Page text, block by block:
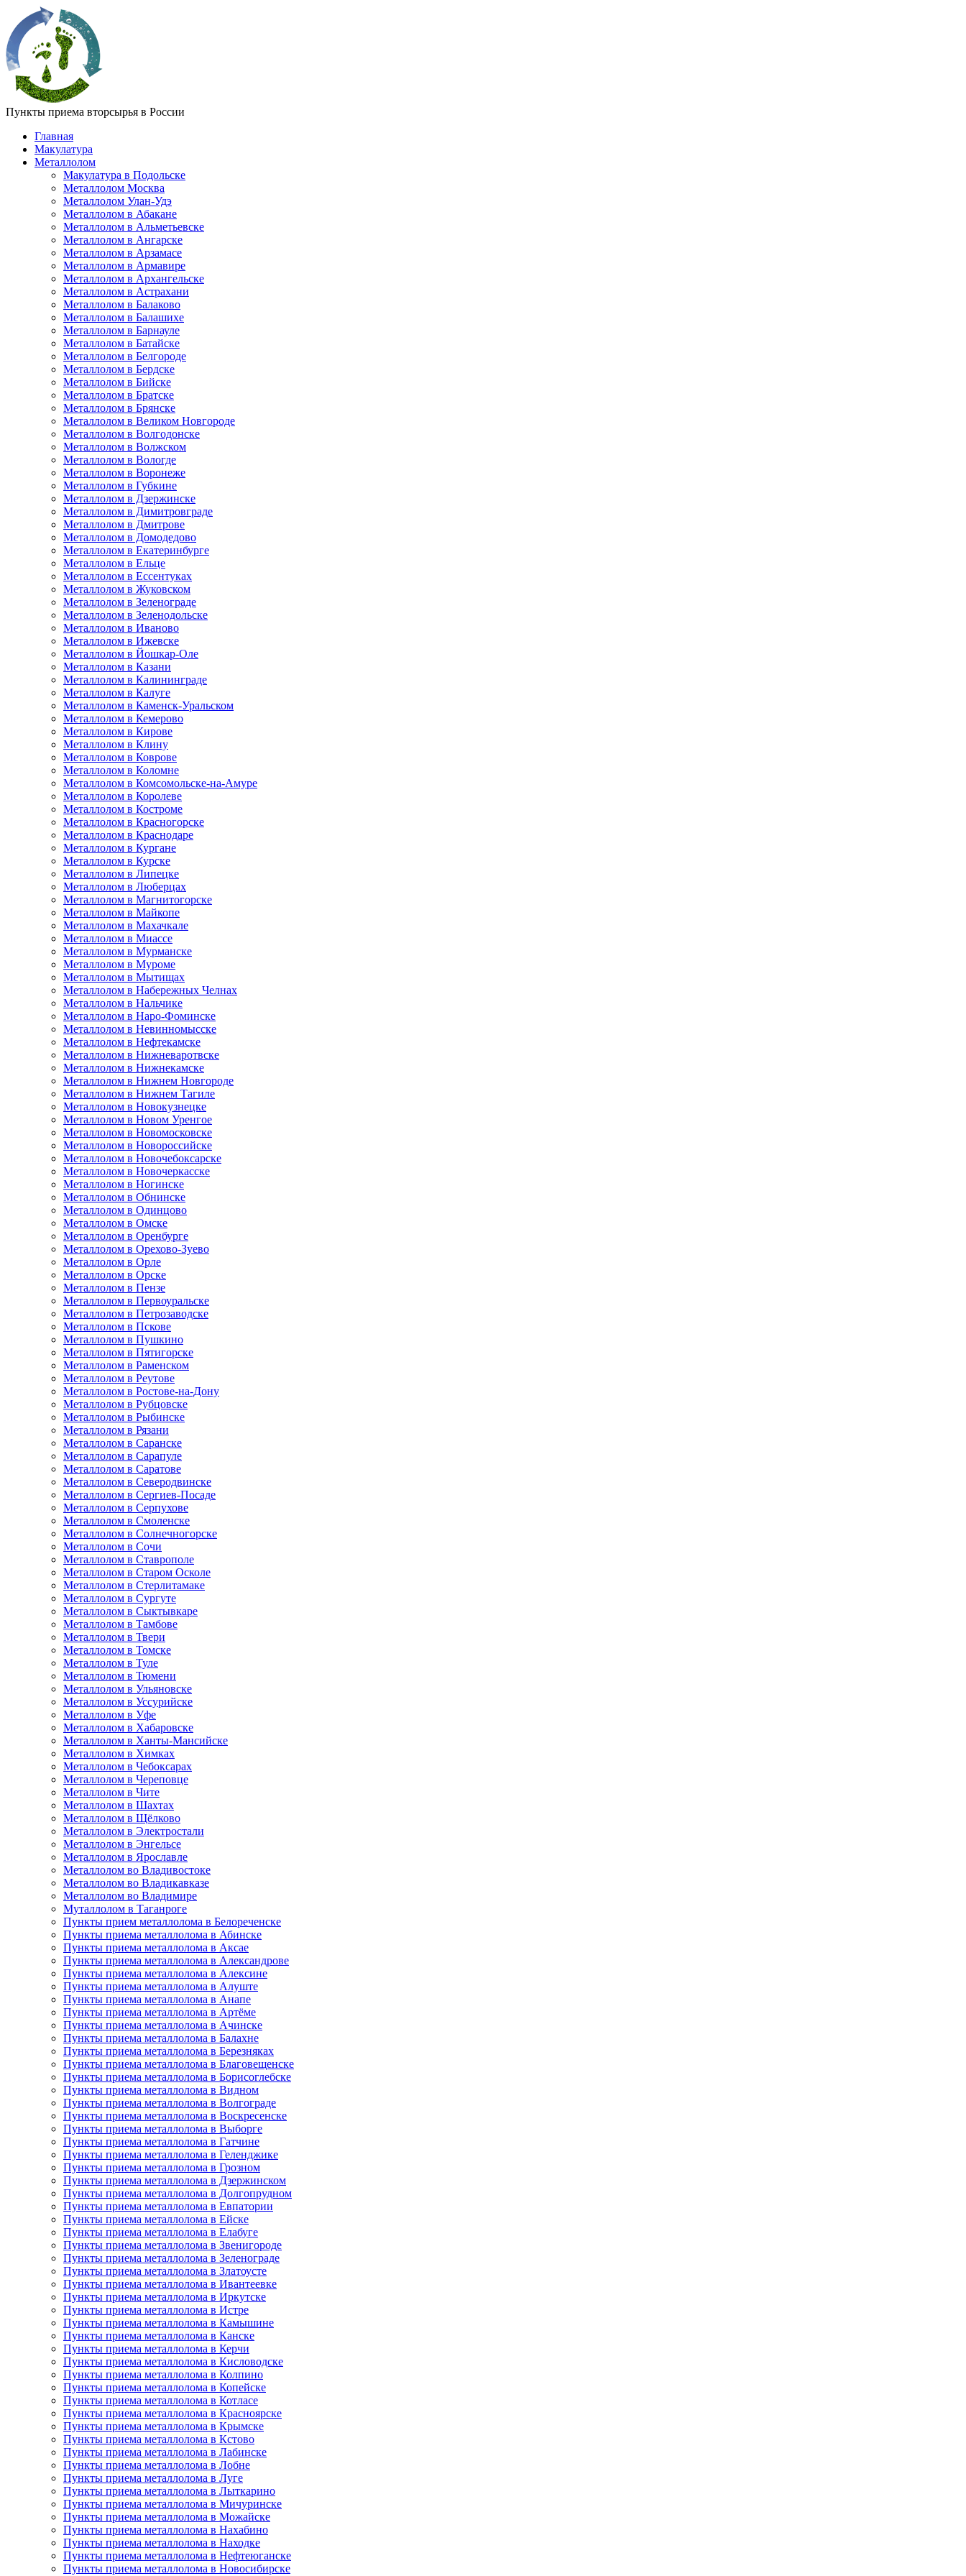
Пункты приема вторсырья в России
Главная
Макулатура
Металлолом
Макулатура в Подольске
Металлолом Москва
Металлолом Улан-Удэ
Металлолом в Абакане
Металлолом в Альметьевске
Металлолом в Ангарске
Металлолом в Арзамасе
Металлолом в Армавире
Металлолом в Архангельске
Металлолом в Астрахани
Металлолом в Балаково
Металлолом в Балашихе
Металлолом в Барнауле
Металлолом в Батайске
Металлолом в Белгороде
Металлолом в Бердске
Металлолом в Бийске
Металлолом в Братске
Металлолом в Брянске
Металлолом в Великом Новгороде
Металлолом в Волгодонске
Металлолом в Волжском
Металлолом в Вологде
Металлолом в Воронеже
Металлолом в Губкине
Металлолом в Дзержинске
Металлолом в Димитровграде
Металлолом в Дмитрове
Металлолом в Домодедово
Металлолом в Екатеринбурге
Металлолом в Ельце
Металлолом в Ессентуках
Металлолом в Жуковском
Металлолом в Зеленограде
Металлолом в Зеленодольске
Металлолом в Иваново
Металлолом в Ижевске
Металлолом в Йошкар-Оле
Металлолом в Казани
Металлолом в Калининграде
Металлолом в Калуге
Металлолом в Каменск-Уральском
Металлолом в Кемерово
Металлолом в Кирове
Металлолом в Клину
Металлолом в Коврове
Металлолом в Коломне
Металлолом в Комсомольске-на-Амуре
Металлолом в Королеве
Металлолом в Костроме
Металлолом в Красногорске
Металлолом в Краснодаре
Металлолом в Кургане
Металлолом в Курске
Металлолом в Липецке
Металлолом в Люберцах
Металлолом в Магнитогорске
Металлолом в Майкопе
Металлолом в Махачкале
Металлолом в Миассе
Металлолом в Мурманске
Металлолом в Муроме
Металлолом в Мытищах
Металлолом в Набережных Челнах
Металлолом в Нальчике
Металлолом в Наро-Фоминске
Металлолом в Невинномысске
Металлолом в Нефтекамске
Металлолом в Нижневаротвске
Металлолом в Нижнекамске
Металлолом в Нижнем Новгороде
Металлолом в Нижнем Тагиле
Металлолом в Новокузнецке
Металлолом в Новом Уренгое
Металлолом в Новомосковске
Металлолом в Новороссийске
Металлолом в Новочебоксарске
Металлолом в Новочеркасске
Металлолом в Ногинске
Металлолом в Обнинске
Металлолом в Одинцово
Металлолом в Омске
Металлолом в Оренбурге
Металлолом в Орехово-Зуево
Металлолом в Орле
Металлолом в Орске
Металлолом в Пензе
Металлолом в Первоуральске
Металлолом в Петрозаводске
Металлолом в Пскове
Металлолом в Пушкино
Металлолом в Пятигорске
Металлолом в Раменском
Металлолом в Реутове
Металлолом в Ростове-на-Дону
Металлолом в Рубцовске
Металлолом в Рыбинске
Металлолом в Рязани
Металлолом в Саранске
Металлолом в Сарапуле
Металлолом в Саратове
Металлолом в Северодвинске
Металлолом в Сергиев-Посаде
Металлолом в Серпухове
Металлолом в Смоленске
Металлолом в Солнечногорске
Металлолом в Сочи
Металлолом в Ставрополе
Металлолом в Старом Осколе
Металлолом в Стерлитамаке
Металлолом в Сургуте
Металлолом в Сыктывкаре
Металлолом в Тамбове
Металлолом в Твери
Металлолом в Томске
Металлолом в Туле
Металлолом в Тюмени
Металлолом в Ульяновске
Металлолом в Уссурийске
Металлолом в Уфе
Металлолом в Хабаровске
Металлолом в Ханты-Мансийске
Металлолом в Химках
Металлолом в Чебоксарах
Металлолом в Череповце
Металлолом в Чите
Металлолом в Шахтах
Металлолом в Щёлково
Металлолом в Электростали
Металлолом в Энгельсе
Металлолом в Ярославле
Металлолом во Владивостоке
Металлолом во Владикавказе
Металлолом во Владимире
Муталлолом в Таганроге
Пункты прием металлолома в Белореченске
Пункты приема металлолома в Абинске
Пункты приема металлолома в Аксае
Пункты приема металлолома в Александрове
Пункты приема металлолома в Алексине
Пункты приема металлолома в Алуште
Пункты приема металлолома в Анапе
Пункты приема металлолома в Артёме
Пункты приема металлолома в Ачинске
Пункты приема металлолома в Балахне
Пункты приема металлолома в Березняках
Пункты приема металлолома в Благовещенске
Пункты приема металлолома в Борисоглебске
Пункты приема металлолома в Видном
Пункты приема металлолома в Волгограде
Пункты приема металлолома в Воскресенске
Пункты приема металлолома в Выборге
Пункты приема металлолома в Гатчине
Пункты приема металлолома в Геленджике
Пункты приема металлолома в Грозном
Пункты приема металлолома в Дзержинском
Пункты приема металлолома в Долгопрудном
Пункты приема металлолома в Евпатории
Пункты приема металлолома в Ейске
Пункты приема металлолома в Елабуге
Пункты приема металлолома в Звенигороде
Пункты приема металлолома в Зеленограде
Пункты приема металлолома в Златоусте
Пункты приема металлолома в Ивантеевке
Пункты приема металлолома в Иркутске
Пункты приема металлолома в Истре
Пункты приема металлолома в Камышине
Пункты приема металлолома в Канске
Пункты приема металлолома в Керчи
Пункты приема металлолома в Кисловодске
Пункты приема металлолома в Колпино
Пункты приема металлолома в Копейске
Пункты приема металлолома в Котласе
Пункты приема металлолома в Красноярске
Пункты приема металлолома в Крымске
Пункты приема металлолома в Кстово
Пункты приема металлолома в Лабинске
Пункты приема металлолома в Лобне
Пункты приема металлолома в Луге
Пункты приема металлолома в Лыткарино
Пункты приема металлолома в Мичуринске
Пункты приема металлолома в Можайске
Пункты приема металлолома в Нахабино
Пункты приема металлолома в Находке
Пункты приема металлолома в Нефтеюганске
Пункты приема металлолома в Новосибирске